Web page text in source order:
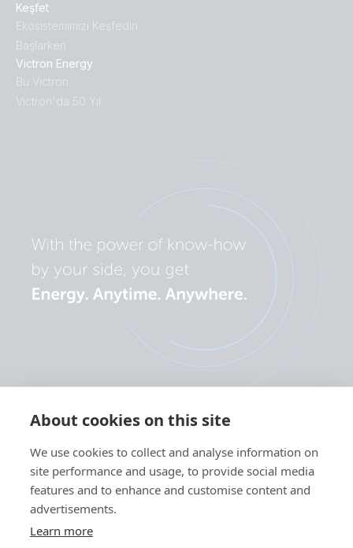
About cookies on this site
We use cookies to collect and analyse information on
site performance and usage, to provide social media
features and to enhance and customise content and
advertisements.
Learn more
Keşfet
Ekosistemimizi Keşfedin
Başlarken
Victron Energy
Bu Victron
Victron'da 50 Yıl
Gizlilik politikasıÇerez tercihleriÇerez kullanımıKullanım Şartları
TR